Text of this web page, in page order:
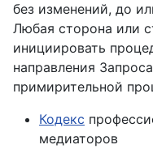
без изменений, до
Любая сторона или
инициировать
направления
примирительной
Кодекс
медиаторов